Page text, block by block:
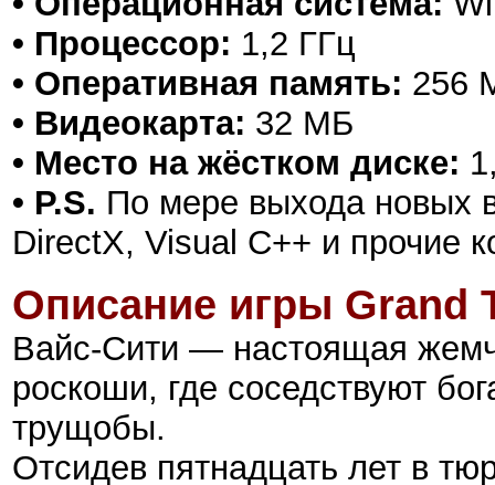
• Процессор: 1,2 ГГц
• Оперативная память: 256
• Видеокарта: 32 МБ
• Место на жёстком диске:
• P.S. По мере выхода новых
DirectX, Visual C++ и прочие
Описание игры Grand
Вайс-Cити — настоящая
роскоши, где соседствуют
трущобы.
Отсидев пятнадцать лет в